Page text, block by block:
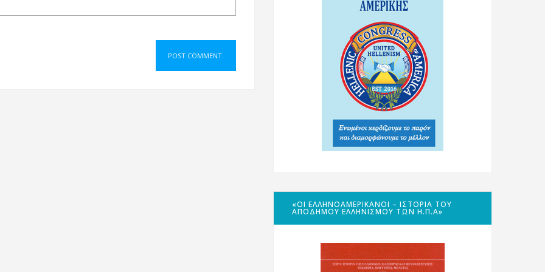
«ΟΙ ΕΛΛΗΝΟΑΜΕΡΙΚΑΝΟΊ – ΙΣΤΟΡΊΑ ΤΟΥ
ΑΠΌΔΗΜΟΥ ΕΛΛΗΝΙΣΜΟΎ ΤΩΝ Η.Π.Α»